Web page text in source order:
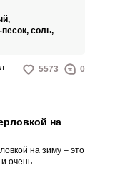
разнообразить
нибудь
Благодаря своей
салат можно
блюда.
соль,
5573 0
на
на зиму – это
очень